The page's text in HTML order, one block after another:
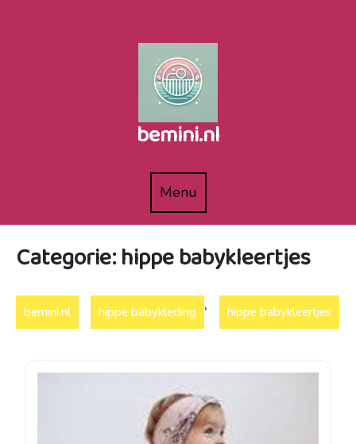
bemini.nl
MenuMenu
Categorie:hippe babykleertjes
bemini.nl hippe babykleding , hippe babykleertjes